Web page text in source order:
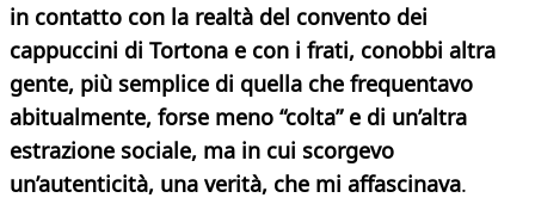
in contatto con la realtà del convento dei
cappuccini di Tortona e con i frati, conobbi altra
gente, più semplice di quella che frequentavo
abitualmente, forse meno “colta” e di un’altra
estrazione sociale, ma in cui scorgevo
un’autenticità, una verità, che mi affascinava.